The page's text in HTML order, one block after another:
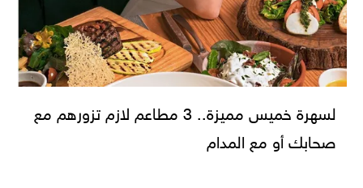
لسهرة خميس مميزة.. 3 مطاعم لازم تزورهم مع
صحابك أو مع المدام